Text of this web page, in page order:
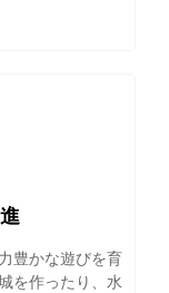
豊かな遊びを育
を作ったり、水